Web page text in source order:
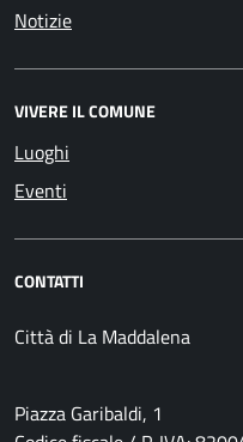
Notizie
VIVERE IL COMUNE
Luoghi
Eventi
CONTATTI
Città di La Maddalena
Piazza Garibaldi, 1